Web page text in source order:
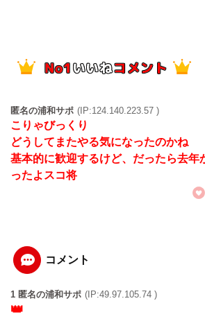
匿名の浦和サポ (IP:124.140.223.57 )
こりゃびっくり
どうしてまたやる気になったのかね
基本的に歓迎するけど、だったら去年
ったよスコ将
コメント
1 匿名の浦和サポ (IP:49.97.105.74 )